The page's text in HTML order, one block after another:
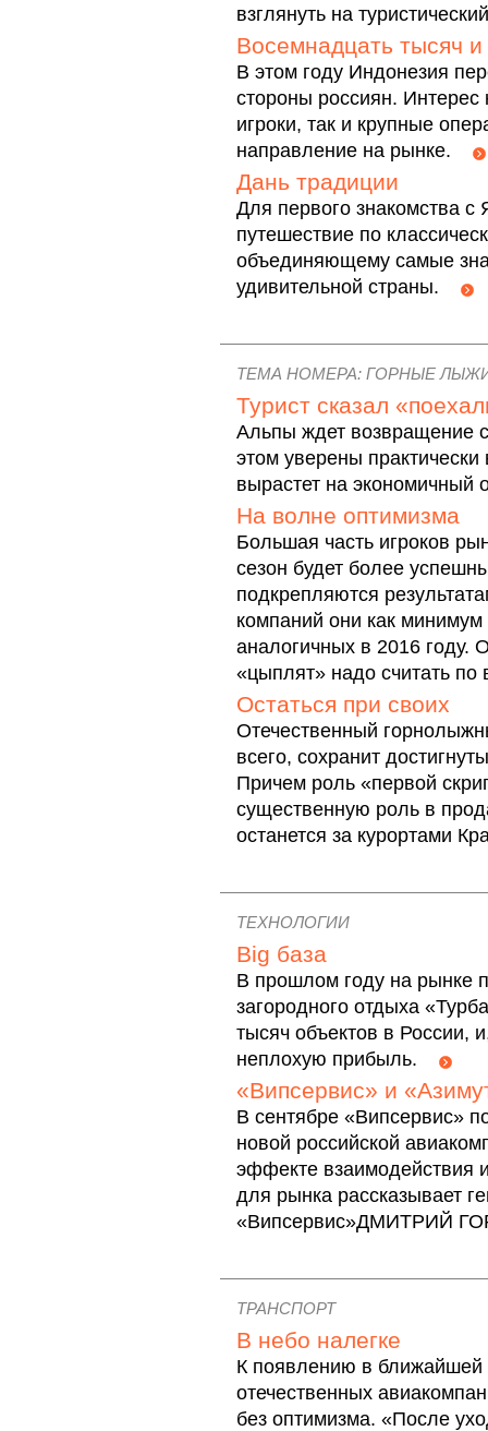
взглянуть на
Восемнадцать тысяч
В этом году Индонезия
стороны россиян.
игроки, так и крупные
направление на рынке.
Дань традиции
Для первого знакомства с
путешествие по
объединяющему самые
удивительной страны.
ТЕМА НОМЕРА: ГОРНЫЕ
Турист сказал
Альпы ждет возвращение
этом уверены
вырастет на
На волне оптимизма
Большая часть игроков
сезон будет более
подкрепляются
компаний они как
аналогичных в 2016 году.
«цыплят» надо считать
Остаться при своих
Отечественный
всего, сохранит
Причем роль «первой
существенную роль в
останется за курортами
ТЕХНОЛОГИИ
Big база
В прошлом году на рынке
загородного отдыха
тысяч объектов в России,
неплохую прибыль.
«Випсервис» и
В сентябре «Випсервис»
новой российской
эффекте взаимодействия
для рынка рассказывает
«Випсервис»ДМИТРИЙ
ТРАНСПОРТ
В небо налегке
К появлению в ближайшей
отечественных
без оптимизма. «После